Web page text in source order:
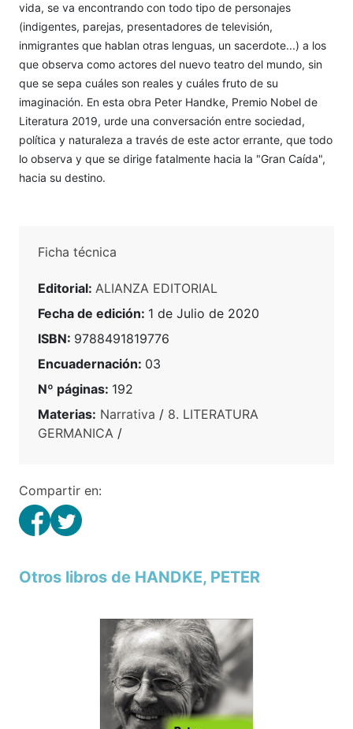
vida, se va encontrando con todo tipo de personajes
(indigentes, parejas, presentadores de televisión,
inmigrantes que hablan otras lenguas, un sacerdote...) a los
que observa como actores del nuevo teatro del mundo, sin
que se sepa cuáles son reales y cuáles fruto de su
imaginación. En esta obra Peter Handke, Premio Nobel de
Literatura 2019, urde una conversación entre sociedad,
política y naturaleza a través de este actor errante, que todo
lo observa y que se dirige fatalmente hacia la "Gran Caída",
hacia su destino.
Ficha técnica
Editorial: ALIANZA EDITORIAL
Fecha de edición: 1 de Julio de 2020
ISBN: 9788491819776
Encuadernación: 03
Nº páginas: 192
Materias: Narrativa / 8. LITERATURA
GERMANICA /
Compartir en:
Otros libros de HANDKE, PETER